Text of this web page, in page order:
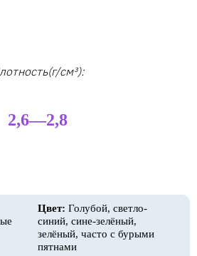
см³):
2,6—2,8
Цвет: Голубой, светло-
синий, сине-зелёный,
зелёный, часто с бурыми
пятнами